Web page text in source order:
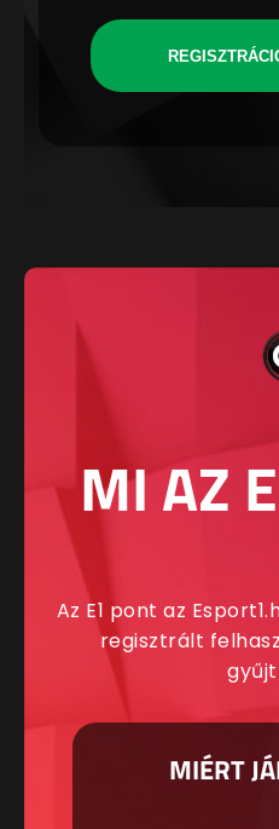
MI AZ
Az E1 pont az
regisztrált
MIÉRT